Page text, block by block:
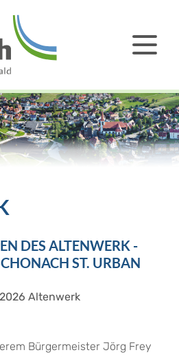
DES ALTENWERK -
ST. URBAN
Altenwerk
Bürgermeister Jörg Frey